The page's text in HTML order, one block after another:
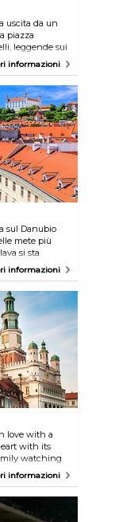
uscita da un
piazza
leggende sui
miriade di
culturale
per la musica,
e lotte, la
forte senso
artistica e
sempre.
informazioni
sul Danubio
mete più
si sta
da una
e cultura.
barocchi, i
per la
informazioni
love with a
with its
watching
Warta
with
bustling
The city is
if you walk the
informazioni